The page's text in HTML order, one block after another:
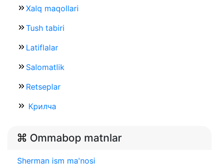
Xalq maqollari
Tush tabiri
Latiflalar
Salomatlik
Retseplar
Крилча
Ommabop matnlar
Sherman ism ma'nosi